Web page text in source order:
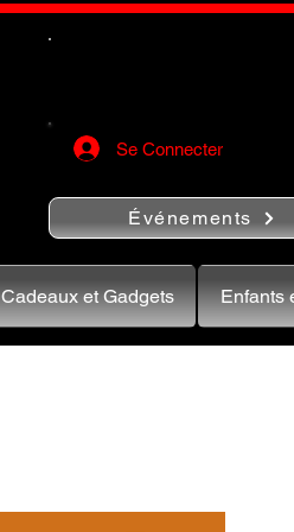
Se Connecter
Événements
Cadeaux et Gadgets Enfants